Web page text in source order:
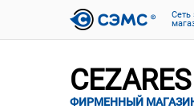
Cеть
CEZARES
ФИРМЕННЫЙ